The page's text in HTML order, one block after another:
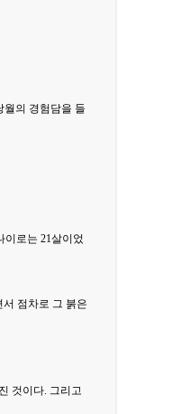
월의 경험담을 들
이로는 21살이었
점차로 그 붉은
것이다. 그리고